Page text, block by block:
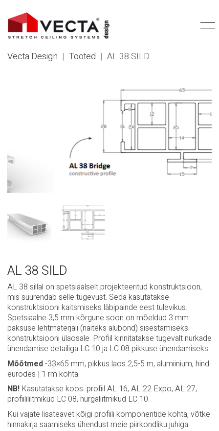
Vecta Design | Tooted | AL 38 SILD
AL 38 SILD
AL 38 sillal on spetsiaalselt projekteeritud konstruktsioon,
mis suurendab selle tugevust. Seda kasutatakse
konstruktsiooni kaitsmiseks läbipainde eest tulevikus.
Spetsiaalne 3,5 mm kõrgune soon on mõeldud 3 mm
paksuse lehtmaterjali (näiteks alubond) sisestamiseks
konstruktsiooni ülaosale. Profiil kinnitatakse tugevalt nurkade
ühendamise detailiga LC 10 ja LC 08 pikkuse ühendamiseks.
Mõõtmed-33×65 mm, pikkus laos 2,5-5 m, alumiinium, hind
eurodes | 1 rm kohta.
NB! Kasutatakse koos: profiil AL 16, AL 22 Expo, AL 27,
profiililiitmikud LC 08, nurgaliitmikud LC 10.
Kui vajate lisateavet kõigi profiili komponentide kohta, võtke
hinnakirja saamiseks ühendust meie piirkondliku juhiga.